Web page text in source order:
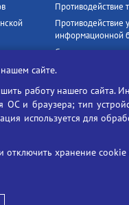
Противодействие
Противодействие
информационной
Социальные
БГУ против
сайте.
работу нашего сайта.
и браузера; тип
используется для
хранение cookie